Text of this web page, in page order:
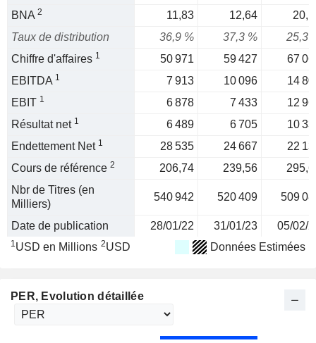
BNA 2 11,83 12,64
Taux de distribution
36,9 % 37,3 %
25,3
Chiffre d'affaires 1 50 971 59 427
67
EBITDA 1 7 913 10 096
14
EBIT 1 6 878 7 433
12
Résultat net 1 6 489 6 705
10
Endettement Net 1 28 535 24 667
22
Cours de référence 2 206,74 239,56
Nbr de Titres (en
Milliers)
540 942 520 409 509
Date de publication 28/01/22 31/01/23 05/02/
1USD en Millions 2USD Données Estimées
PER, Evolution détaillée